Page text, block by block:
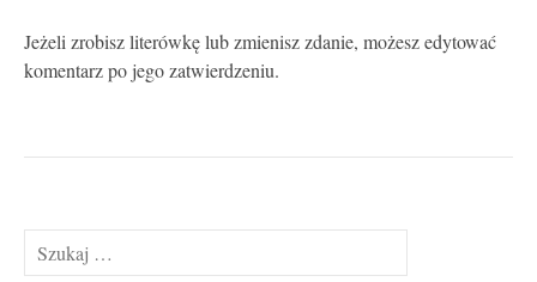
Jeżeli zrobisz literówkę lub zmienisz zdanie, możesz edytować
komentarz po jego zatwierdzeniu.
Szukaj: